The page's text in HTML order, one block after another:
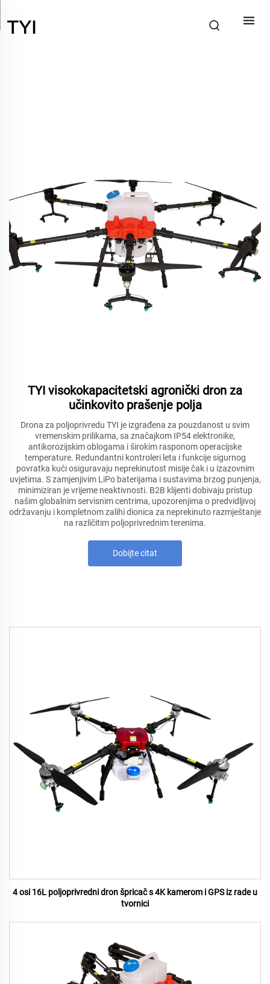
TYI visokokapacitetski agronički dron za
učinkovito prašenje polja
Drona za poljoprivredu TYI je izgrađena za pouzdanost u svim
vremenskim prilikama, sa značajkom IP54 elektronike,
antikorozijskim oblogama i širokim rasponom operacijske
temperature. Redundantni kontroleri leta i funkcije sigurnog
povratka kući osiguravaju neprekinutost misije čak i u izazovnim
uvjetima. S zamjenjivim LiPo baterijama i sustavima brzog punjenja,
minimiziran je vrijeme neaktivnosti. B2B klijenti dobivaju pristup
našim globalnim servisnim centrima, upozorenjima o predvidljivoj
održavanju i kompletnom zalihi dionica za neprekinuto razmještanje
na različitim poljoprivrednim terenima.
Dobijte citat
4 osi 16L poljoprivredni dron špricač s 4K kamerom i GPS iz rade u
tvornici